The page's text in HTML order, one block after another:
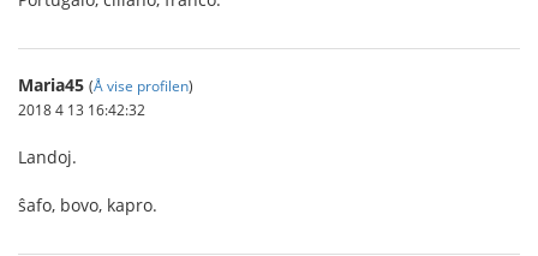
Maria45 (Å vise profilen)
2018 4 13 16:42:32
Landoj.
ŝafo, bovo, kapro.